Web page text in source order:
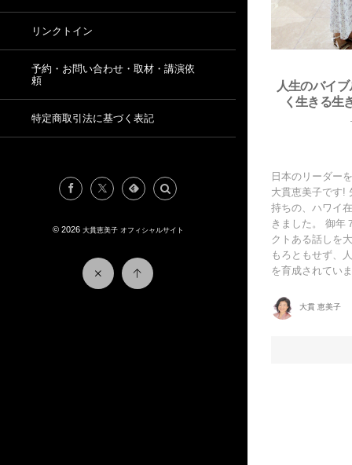
リンクトイン
予約・お問い合わせ・取材・講演依
頼
特定商取引法に基づく表記
© 2026 大貫恵美子 オフィシャルサイト
人生のバイ
く生きる生
日本のリーダー
大貫恵美子です!
持ちの、ハワイ
きました。 御年
クトある話しを
もろともせず、
を育成されてい
大貫 恵美子